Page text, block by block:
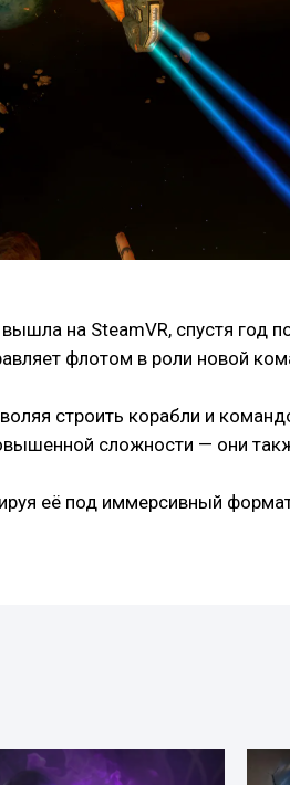
на SteamVR, спустя год
флотом в роли новой
строить корабли и
сложности — они
её под иммерсивный